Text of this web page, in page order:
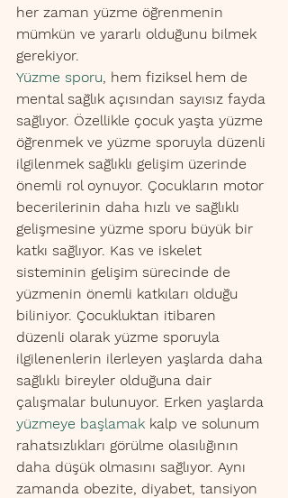
her zaman yüzme öğrenmenin
mümkün ve yararlı olduğunu bilmek
gerekiyor.
Yüzme sporu, hem fiziksel hem de
mental sağlık açısından sayısız fayda
sağlıyor. Özellikle çocuk yaşta yüzme
öğrenmek ve yüzme sporuyla düzenli
ilgilenmek sağlıklı gelişim üzerinde
önemli rol oynuyor. Çocukların motor
becerilerinin daha hızlı ve sağlıklı
gelişmesine yüzme sporu büyük bir
katkı sağlıyor. Kas ve iskelet
sisteminin gelişim sürecinde de
yüzmenin önemli katkıları olduğu
biliniyor. Çocukluktan itibaren
düzenli olarak yüzme sporuyla
ilgilenenlerin ilerleyen yaşlarda daha
sağlıklı bireyler olduğuna dair
çalışmalar bulunuyor. Erken yaşlarda
yüzmeye başlamak kalp ve solunum
rahatsızlıkları görülme olasılığının
daha düşük olmasını sağlıyor. Aynı
zamanda obezite, diyabet, tansiyon